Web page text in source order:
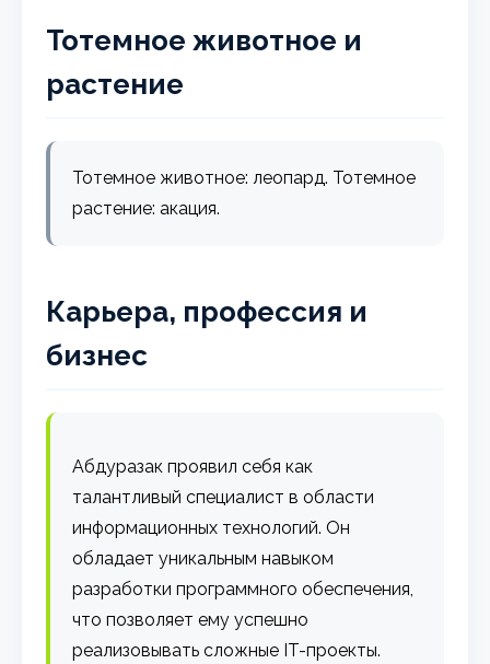
Тотемное животное и
растение
Тотемное животное: леопард. Тотемное
растение: акация.
Карьера, профессия и
бизнес
Абдуразак проявил себя как
талантливый специалист в области
информационных технологий. Он
обладает уникальным навыком
разработки программного обеспечения,
что позволяет ему успешно
реализовывать сложные IT-проекты.